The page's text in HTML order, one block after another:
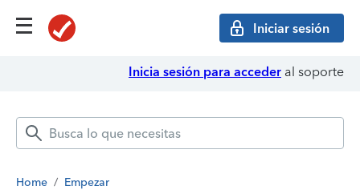
Iniciar sesión
Inicia sesión para acceder al soporte
Home / Empezar